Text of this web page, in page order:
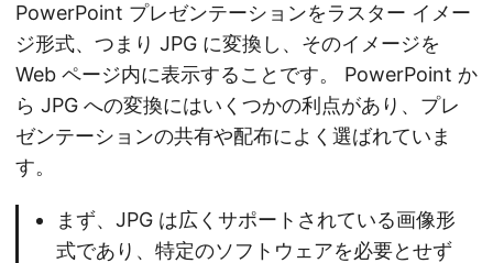
PowerPoint プレゼンテーションをラスター イメー
ジ形式、つまり JPG に変換し、そのイメージを
Web ページ内に表示することです。 PowerPoint か
ら JPG への変換にはいくつかの利点があり、プレ
ゼンテーションの共有や配布によく選ばれていま
す。
まず、JPG は広くサポートされている画像形
式であり、特定のソフトウェアを必要とせず